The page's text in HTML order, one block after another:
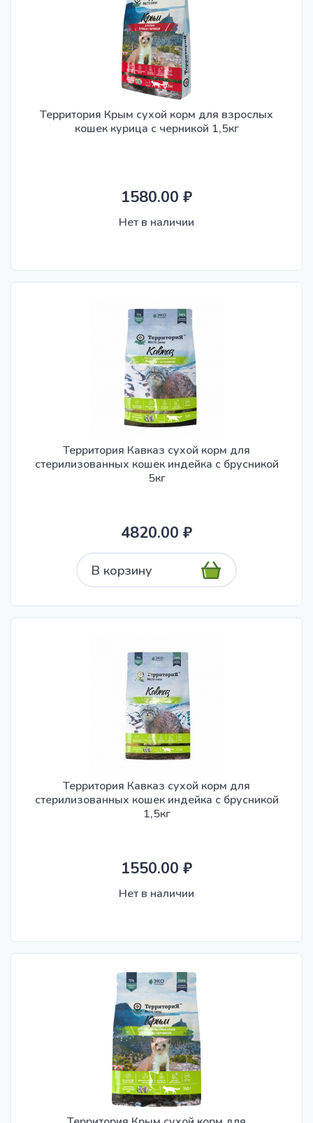
Территория Крым сухой корм для взрослых
кошек курица с черникой 1,5кг
1580.00 ₽
Нет в наличии
Территория Кавказ сухой корм для
стерилизованных кошек индейка с брусникой
5кг
4820.00 ₽
В корзину
Территория Кавказ сухой корм для
стерилизованных кошек индейка с брусникой
1,5кг
1550.00 ₽
Нет в наличии